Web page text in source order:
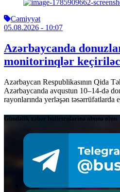
Cəmiyyət
05.08.2026 - 10:07
Azərbaycanda
monitorinqlər
Azərbaycan Respublikasının Qida
Azərbaycanda avqustun 10–14-də
rayonlarında yerləşən
Gündəlik xəbər bülletenlərinə abunə olun